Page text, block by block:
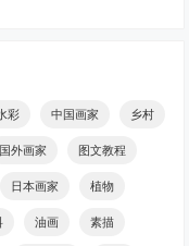
彩 中国画家 乡村
国外画家 图文教程
日本画家 植物
油画 素描